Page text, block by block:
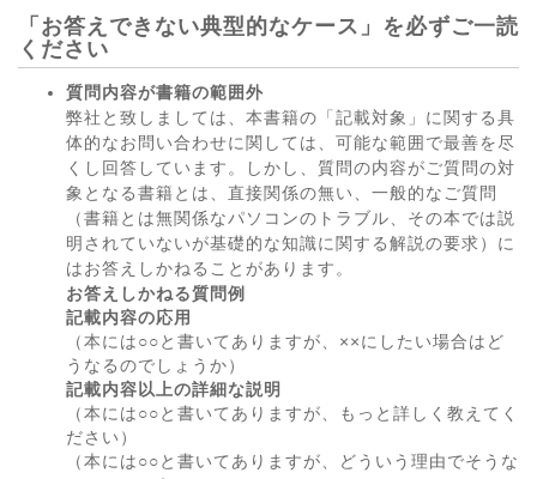
「お答えできない典型的なケース」を必ずご一読
ください
質問内容が書籍の範囲外
弊社と致しましては、本書籍の「記載対象」に関する具
体的なお問い合わせに関しては、可能な範囲で最善を尽
くし回答しています。しかし、質問の内容がご質問の対
象となる書籍とは、直接関係の無い、一般的なご質問
（書籍とは無関係なパソコンのトラブル、その本では説
明されていないが基礎的な知識に関する解説の要求）に
はお答えしかねることがあります。
お答えしかねる質問例
記載内容の応用
（本には○○と書いてありますが、××にしたい場合はど
うなるのでしょうか）
記載内容以上の詳細な説明
（本には○○と書いてありますが、もっと詳しく教えてく
ださい）
（本には○○と書いてありますが、どういう理由でそうな